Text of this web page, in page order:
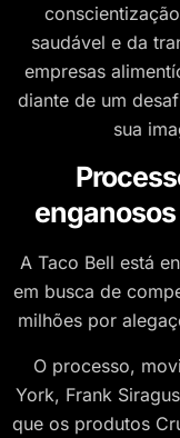
saudável e da
empresas
diante de um
sua
A Taco Bell está
em busca de
milhões por
O processo,
York, Frank
que os produtos